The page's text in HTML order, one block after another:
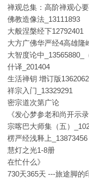
禅观总集：高阶禅观心
佛教造像法_13111893
大般涅槃经下12792401
大方广佛华严经4高雄隆
大智度论中_13565880_
什译_201404
生活禅钥 增订版
祥宗入门_13329291
密宗道次第广论
《发心梦参老和尚开示
宗喀巴大师集（五）
楞严经浅释上_13873456
慧灯之光1-8册
在忙什么》
730天365天 ---旅途脚的